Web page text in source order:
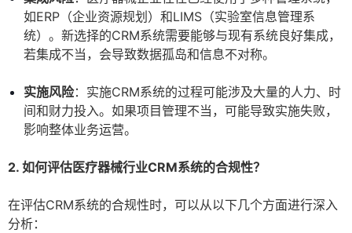
如ERP（企业资源规划）和LIMS（实验室信息管理系
统）。新选择的CRM系统需要能够与现有系统良好集成，
若集成不当，会导致数据孤岛和信息不对称。
实施风险：实施CRM系统的过程可能涉及大量的人力、时
间和财力投入。如果项目管理不当，可能导致实施失败，
影响整体业务运营。
2. 如何评估医疗器械行业CRM系统的合规性？
在评估CRM系统的合规性时，可以从以下几个方面进行深入
分析：